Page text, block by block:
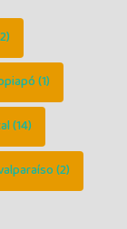
(1)
(14)
(2)